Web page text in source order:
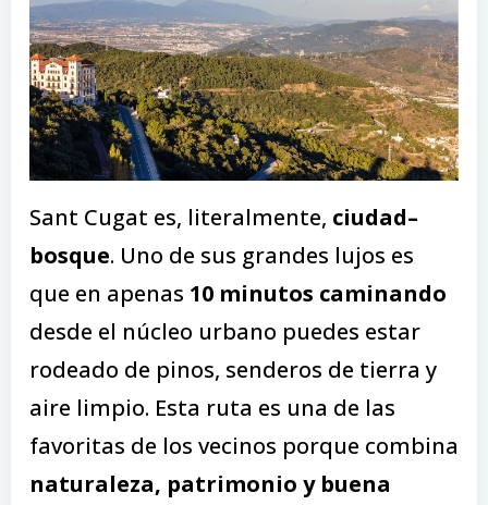
Sant Cugat es, literalmente, ciudad–
bosque. Uno de sus grandes lujos es
que en apenas 10 minutos caminando
desde el núcleo urbano puedes estar
rodeado de pinos, senderos de tierra y
aire limpio. Esta ruta es una de las
favoritas de los vecinos porque combina
naturaleza, patrimonio y buena